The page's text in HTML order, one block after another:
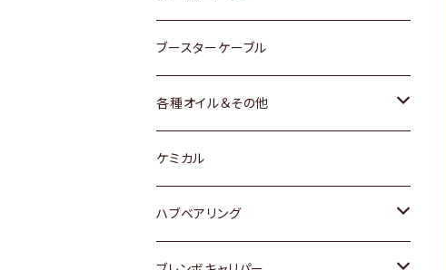
レクサス
スバル
マツダ
三菱
スバル
スバル
ダイハツ
マツダ
ダイハツ
マツダ
スバル
トヨタ
ホンダ
スズキ
日産
ブースターケーブル
各種オイル＆その他
ディーデル洗浄添加剤
ケミカル
ハブベアリング